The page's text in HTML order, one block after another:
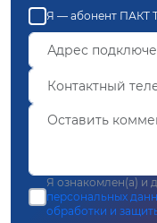
Я — абонент ПАКТ
Я ознакомлен(а) и
персональных
обработки и